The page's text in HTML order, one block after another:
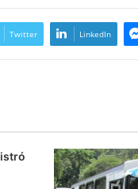
Twitter LinkedIn